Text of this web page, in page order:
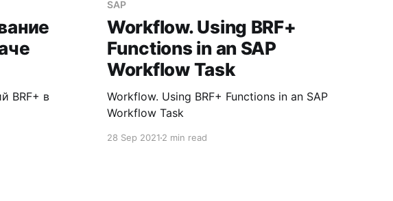
BRF+ в
SAP
Workflow. Using BRF+
Functions in an SAP
Workflow Task
Workflow. Using BRF+ Functions in an SAP
Workflow Task
28 Sep 20212 min read